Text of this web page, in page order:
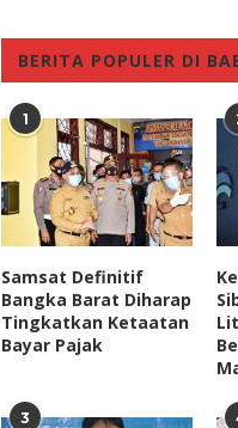
BERITA POPULER DI
1
Samsat Definitif
Bangka Barat Diharap
Tingkatkan Ketaatan
Bayar Pajak
3